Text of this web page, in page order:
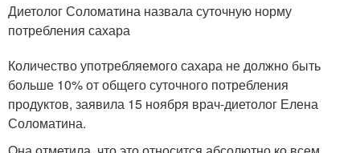
Диетолог Соломатина назвала суточную норму
потребления сахара
Количество употребляемого сахара не должно быть
больше 10% от общего суточного потребления
продуктов, заявила 15 ноября врач-диетолог Елена
Соломатина.